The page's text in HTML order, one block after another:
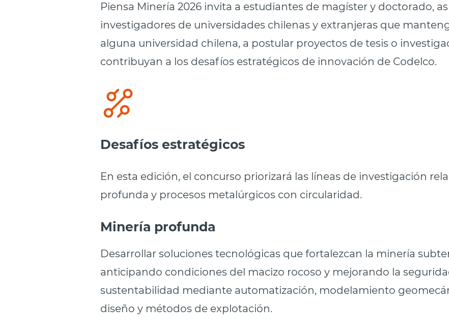
Piensa Minería 2026 invita a estudiantes de magíster y doctorado,
investigadores de universidades chilenas y extranjeras que
alguna universidad chilena, a postular proyectos de tesis o
contribuyan a los desafíos estratégicos de innovación de Codelco.
Desafíos estratégicos
En esta edición, el concurso priorizará las líneas de investigación
profunda y procesos metalúrgicos con circularidad.
Minería profunda
Desarrollar soluciones tecnológicas que fortalezcan la minería
anticipando condiciones del macizo rocoso y mejorando la
sustentabilidad mediante automatización, modelamiento
diseño y métodos de explotación.